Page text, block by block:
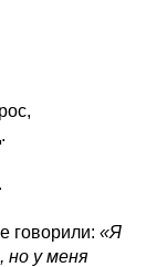
говорили: «Я
но у меня